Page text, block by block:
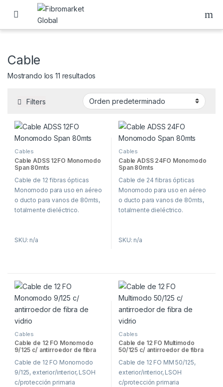
Skip to navigation
Skip to content
Cable
Mostrando los 11 resultados
Filters
Cables
Cable ADSS 12FO Monomodo
Span 80mts
Cable de 12 fibras ópticas
Monomodo para uso en aéreo
o ducto para vanos de 80mts,
totalmente dieléctrico.
SKU: n/a
Cables
Cable ADSS 24FO Monomodo
Span 80mts
Cable de 24 fibras ópticas
Monomodo para uso en aéreo
o ducto para vanos de 80mts,
totalmente dieléctrico.
SKU: n/a
Cables
Cable de 12 FO Monomodo
9/125 c/ antirroedor de fibra
Cable de 12 FO Monomodo
9/125, exterior/interior, LSOH
c/protección primaria
Cables
Cable de 12 FO Multimodo
50/125 c/ antirroedor de fibra
Cable de 12 FO MM 50/125,
exterior/interior, LSOH
c/protección primaria